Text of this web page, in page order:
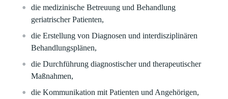
die medizinische Betreuung und Behandlung
geriatrischer Patienten,
die Erstellung von Diagnosen und interdisziplinären
Behandlungsplänen,
die Durchführung diagnostischer und therapeutischer
Maßnahmen,
die Kommunikation mit Patienten und Angehörigen,